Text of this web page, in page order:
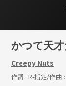
かつて天
Creepy Nuts
作詞 : R-指定/作曲 :